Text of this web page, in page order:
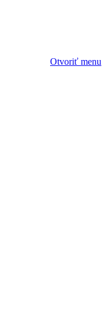
Otvoriť menu